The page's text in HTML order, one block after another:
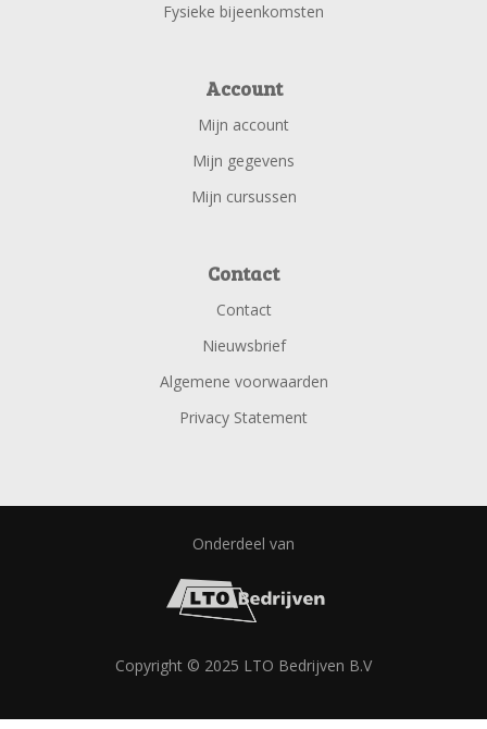
Fysieke bijeenkomsten
Account
Mijn account
Mijn gegevens
Mijn cursussen
Contact
Contact
Nieuwsbrief
Algemene voorwaarden
Privacy Statement
Onderdeel van
Copyright © 2025 LTO Bedrijven B.V